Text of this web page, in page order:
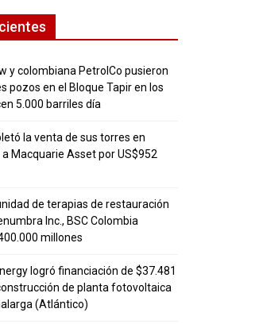
y colombiana PetrolCo pusieron
pozos en el Bloque Tapir en los
5.000 barriles día
la venta de sus torres en
Macquarie Asset por US$952
de terapias de restauración
Inc., BSC Colombia
millones
logró financiación de $37.481
de planta fotovoltaica
(Atlántico)